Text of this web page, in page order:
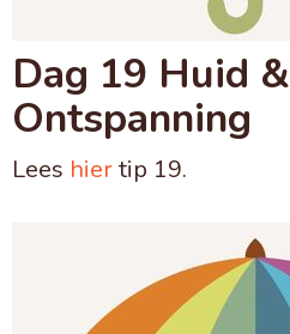
Dag 19 Huid &
Ontspanning
Lees hiertip 19.